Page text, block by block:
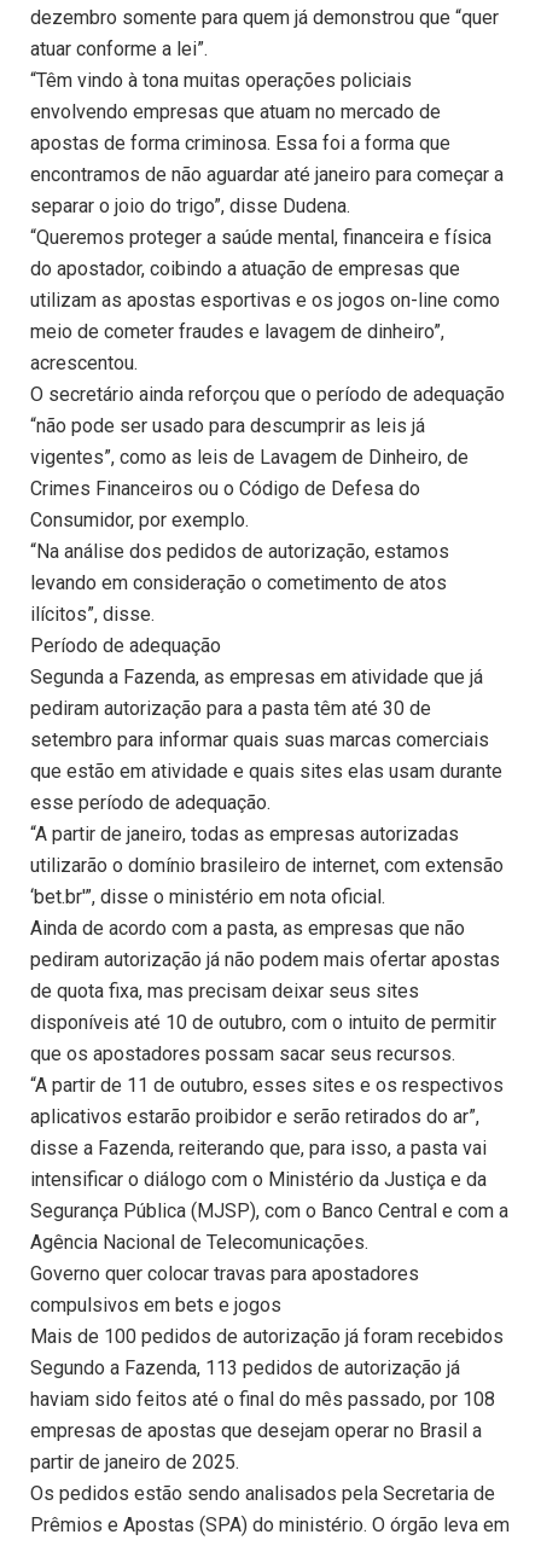
dezembro somente para quem já demonstrou que “quer
atuar conforme a lei”.
“Têm vindo à tona muitas operações policiais
envolvendo empresas que atuam no mercado de
apostas de forma criminosa. Essa foi a forma que
encontramos de não aguardar até janeiro para começar a
separar o joio do trigo”, disse Dudena.
“Queremos proteger a saúde mental, financeira e física
do apostador, coibindo a atuação de empresas que
utilizam as apostas esportivas e os jogos on-line como
meio de cometer fraudes e lavagem de dinheiro”,
acrescentou.
O secretário ainda reforçou que o período de adequação
“não pode ser usado para descumprir as leis já
vigentes”, como as leis de Lavagem de Dinheiro, de
Crimes Financeiros ou o Código de Defesa do
Consumidor, por exemplo.
“Na análise dos pedidos de autorização, estamos
levando em consideração o cometimento de atos
ilícitos”, disse.
Período de adequação
Segunda a Fazenda, as empresas em atividade que já
pediram autorização para a pasta têm até 30 de
setembro para informar quais suas marcas comerciais
que estão em atividade e quais sites elas usam durante
esse período de adequação.
“A partir de janeiro, todas as empresas autorizadas
utilizarão o domínio brasileiro de internet, com extensão
‘bet.br'”, disse o ministério em nota oficial.
Ainda de acordo com a pasta, as empresas que não
pediram autorização já não podem mais ofertar apostas
de quota fixa, mas precisam deixar seus sites
disponíveis até 10 de outubro, com o intuito de permitir
que os apostadores possam sacar seus recursos.
“A partir de 11 de outubro, esses sites e os respectivos
aplicativos estarão proibidor e serão retirados do ar”,
disse a Fazenda, reiterando que, para isso, a pasta vai
intensificar o diálogo com o Ministério da Justiça e da
Segurança Pública (MJSP), com o Banco Central e com a
Agência Nacional de Telecomunicações.
Governo quer colocar travas para apostadores
compulsivos em bets e jogos
Mais de 100 pedidos de autorização já foram recebidos
Segundo a Fazenda, 113 pedidos de autorização já
haviam sido feitos até o final do mês passado, por 108
empresas de apostas que desejam operar no Brasil a
partir de janeiro de 2025.
Os pedidos estão sendo analisados pela Secretaria de
Prêmios e Apostas (SPA) do ministério. O órgão leva em